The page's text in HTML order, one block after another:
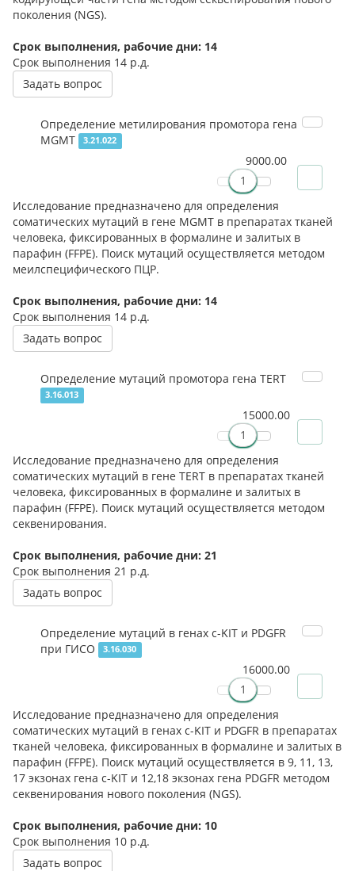
поколения (NGS).
Срок выполнения, рабочие дни: 14
Срок выполнения 14 р.д.
Задать вопрос
Определение метилирования промотора гена
MGMT
3.21.022
9000.00
Исследование предназначено для определения
соматических мутаций в гене MGMT в препаратах тканей
человека, фиксированных в формалине и залитых в
парафин (FFPE). Поиск мутаций осуществляется методом
меилспецифического ПЦР.
Срок выполнения, рабочие дни: 14
Срок выполнения 14 р.д.
Задать вопрос
Определение мутаций промотора гена TERT
3.16.013
15000.00
Исследование предназначено для определения
соматических мутаций в гене TERT в препаратах тканей
человека, фиксированных в формалине и залитых в
парафин (FFPE). Поиск мутаций осуществляется методом
секвенирования.
Срок выполнения, рабочие дни: 21
Срок выполнения 21 р.д.
Задать вопрос
Определение мутаций в генах c-KIT и PDGFR
при ГИСО
3.16.030
16000.00
Исследование предназначено для определения
соматических мутаций в генах c-KIT и PDGFR в препаратах
тканей человека, фиксированных в формалине и залитых в
парафин (FFPE). Поиск мутаций осуществляется в 9, 11, 13,
17 экзонах гена c-KIT и 12,18 экзонах гена PDGFR методом
секвенирования нового поколения (NGS).
Срок выполнения, рабочие дни: 10
Срок выполнения 10 р.д.
Задать вопрос